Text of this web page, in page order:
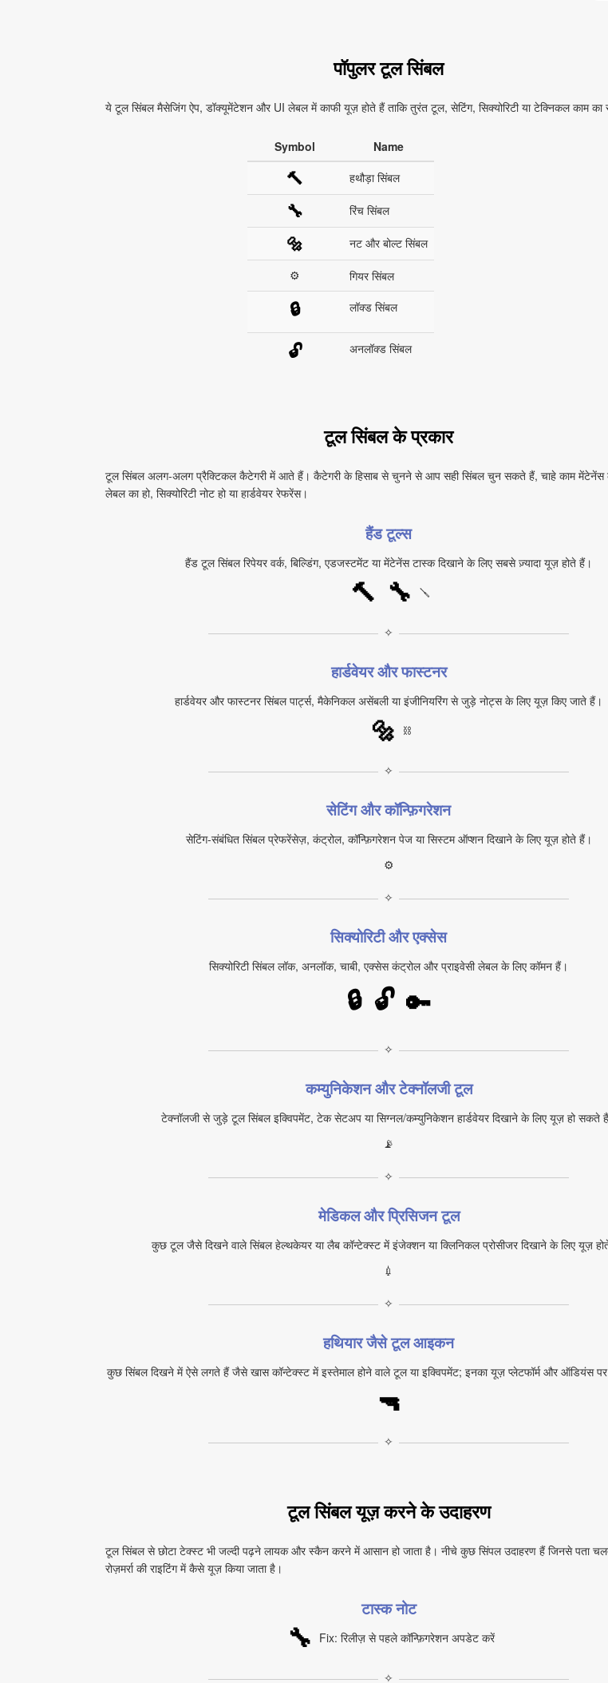
पॉपुलर टूल सिंबल
ये टूल सिंबल मैसेजिंग ऐप, डॉक्यूमेंटेशन और UI लेबल में काफी यूज़ होते हैं ताकि तुरंत टूल, सेटिंग, सिक्योरिटी या टेक्निकल काम
Symbol Name
🔨 हथौड़ा सिंबल
🔧 रिंच सिंबल
🔩
नट और बोल्ट सिंबल
⚙
गियर सिंबल
🔒 लॉक्ड सिंबल
🔓 अनलॉक्ड सिंबल
टूल सिंबल के प्रकार
टूल सिंबल अलग‑अलग प्रैक्टिकल कैटेगरी में आते हैं। कैटेगरी के हिसाब से चुनने से आप सही सिंबल चुन सकते हैं, चाहे काम मेंटेनेंस
लेबल का हो, सिक्योरिटी नोट हो या हार्डवेयर रेफरेंस।
हैंड टूल्स
हैंड टूल सिंबल रिपेयर वर्क, बिल्डिंग, एडजस्टमेंट या मेंटेनेंस टास्क दिखाने के लिए सबसे ज़्यादा यूज़ होते हैं।
🔨 🔧 🪛
✧
हार्डवेयर और फास्टनर
हार्डवेयर और फास्टनर सिंबल पार्ट्स, मैकेनिकल असेंबली या इंजीनियरिंग से जुड़े नोट्स के लिए यूज़ किए जाते हैं।
🔩 ⛓️
✧
सेटिंग और कॉन्फ़िगरेशन
सेटिंग-संबंधित सिंबल प्रेफरेंसेज़, कंट्रोल, कॉन्फ़िगरेशन पेज या सिस्टम ऑप्शन दिखाने के लिए यूज़ होते हैं।
⚙
✧
सिक्योरिटी और एक्सेस
सिक्योरिटी सिंबल लॉक, अनलॉक, चाबी, एक्सेस कंट्रोल और प्राइवेसी लेबल के लिए कॉमन हैं।
🔒 🔓 🔑
✧
कम्युनिकेशन और टेक्नॉलजी टूल
टेक्नॉलजी से जुड़े टूल सिंबल इक्विपमेंट, टेक सेटअप या सिग्नल/कम्युनिकेशन हार्डवेयर दिखाने के लिए यूज़ हो सकते
📡
✧
मेडिकल और प्रिसिजन टूल
कुछ टूल जैसे दिखने वाले सिंबल हेल्थकेयर या लैब कॉन्टेक्स्ट में इंजेक्शन या क्लिनिकल प्रोसीजर दिखाने के लिए यूज़
💉
✧
हथियार जैसे टूल आइकन
कुछ सिंबल दिखने में ऐसे लगते हैं जैसे खास कॉन्टेक्स्ट में इस्तेमाल होने वाले टूल या इक्विपमेंट; इनका यूज़ प्लेटफॉर्म और ऑडियंस पर
🔫
✧
टूल सिंबल यूज़ करने के उदाहरण
टूल सिंबल से छोटा टेक्स्ट भी जल्दी पढ़ने लायक और स्कैन करने में आसान हो जाता है। नीचे कुछ सिंपल उदाहरण हैं जिनसे पता
रोज़मर्रा की राइटिंग में कैसे यूज़ किया जाता है।
टास्क नोट
🔧 Fix: रिलीज़ से पहले कॉन्फ़िगरेशन अपडेट करें
✧